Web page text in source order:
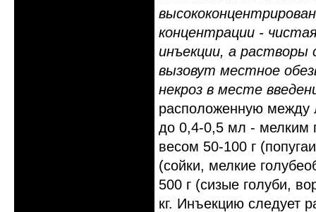
концентрации -
инъекции, а растворы
вызовут местное
некроз в месте
расположенную между
до 0,4-0,5 мл - мелким
весом 50-100 г
(сойки, мелкие
500 г (сизые голуби,
кг. Инъекцию следует